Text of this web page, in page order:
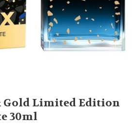
Gold Limited Edition
30ml